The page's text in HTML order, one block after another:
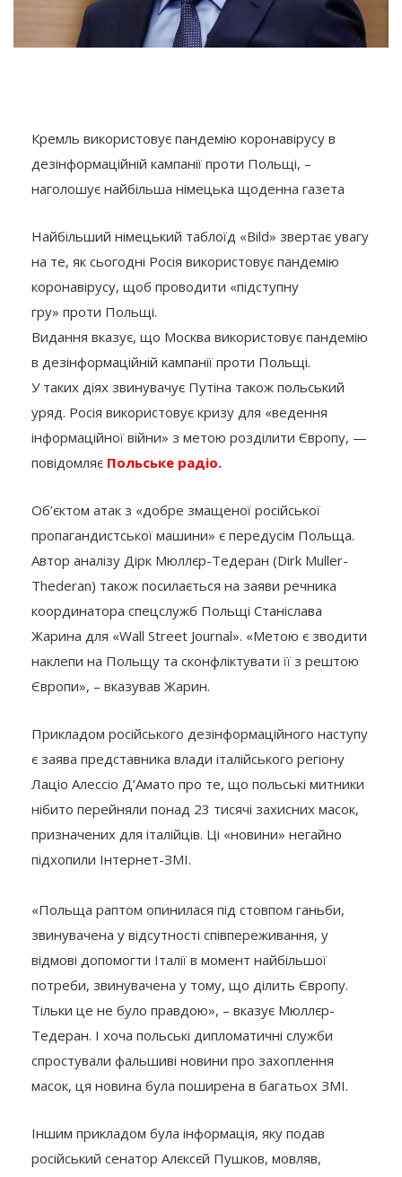
Кремль використовує пандемію коронавірусу в
дезінформаційній кампанії проти Польщі, –
наголошує найбільша німецька щоденна газета
Найбільший німецький таблоїд «Bild» звертає увагу
на те, як сьогодні Росія використовує пандемію
коронавірусу, щоб проводити «підступну
гру» проти Польщі.
Видання вказує, що Москва використовує пандемію
в дезінформаційній кампанії проти Польщі.
У таких діях звинувачує Путіна також польський
уряд. Росія використовує кризу для «ведення
інформаційної війни» з метою розділити Європу, —
повідомляє Польське радіо.
Об’єктом атак з «добре змащеної російської
пропагандистської машини» є передусім Польща.
Автор аналізу Дірк Мюллєр-Тедеран (Dirk Muller-
Thederan) також посилається на заяви речника
координатора спецслужб Польщі Станіслава
Жарина для «Wall Street Journal». «Метою є зводити
наклепи на Польщу та сконфліктувати її з рештою
Європи», – вказував Жарин.
Прикладом російського дезінформаційного наступу
є заява представника влади італійського регіону
Лаціо Алессіо Д’Амато про те, що польські митники
нібито перейняли понад 23 тисячі захисних масок,
призначених для італійців. Ці «новини» негайно
підхопили Інтернет-ЗМІ.
«Польща раптом опинилася під стовпом ганьби,
звинувачена у відсутності співпереживання, у
відмові допомогти Італії в момент найбільшої
потреби, звинувачена у тому, що ділить Європу.
Тільки це не було правдою», – вказує Мюллєр-
Тедеран. І хоча польські дипломатичні служби
спростували фальшиві новини про захоплення
масок, ця новина була поширена в багатьох ЗМІ.
Іншим прикладом була інформація, яку подав
російський сенатор Алєксєй Пушков, мовляв,